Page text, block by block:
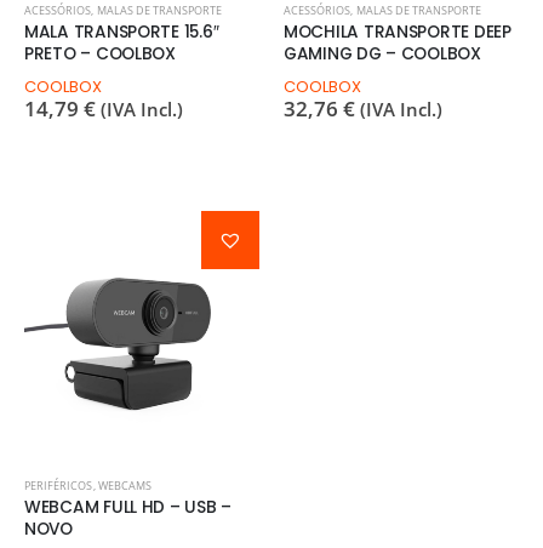
ACESSÓRIOS, MALAS DE TRANSPORTE
MALA TRANSPORTE 15.6″
PRETO – COOLBOX
COOLBOX
14,79 € (IVA Incl.)
ACESSÓRIOS, MALAS DE TRANSPORTE
MOCHILA TRANSPORTE DEEP
GAMING DG – COOLBOX
COOLBOX
32,76 € (IVA Incl.)
PERIFÉRICOS,WEBCAMS
WEBCAM FULL HD – USB –
NOVO